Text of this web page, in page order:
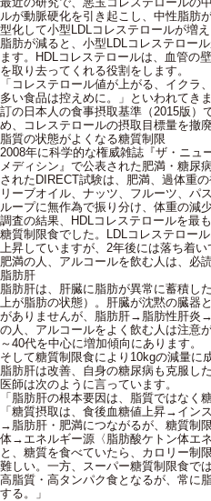
ルが動脈硬化を引き起こし、中性脂肪
型化して小型LDLコレステロールが増
脂肪が減ると、小型LDLコレステロー
ます。HDLコレステロールは、血管の
を取り去ってくれる役割をします。
「コレステロール値が上がる、イクラ
多い食品は控えめに。」といわれてき
訂の日本人の食事摂取基準（2015版）
め、コレステロールの摂取目標量を撤
脂質の状態がよくなる糖質制限
2008年に科学的な権威雑誌『ザ・ニュ
メディシン』で公表された肥満・糖尿
されたDIRECT試験は、肥満、過体重
リーブオイル、ナッツ、フルーツ、パ
ループに無作為で振り分け、体重の減
調査の結果、HDLコレステロールを最
糖質制限食でした。LDLコレステロー
上昇していますが、2年後には落ち着い
肥満の人、アルコールを飲む人は、必
脂肪肝
脂肪肝は、肝臓に脂肪が異常に蓄積し
上が脂肪の状態）。肝臓が沈黙の臓器
がありませんが、脂肪肝→脂肪性肝炎
の人、アルコールをよく飲む人は注意
～40代を中心に増加傾向にあります。
そして糖質制限食により10kgの減量に
脂肪肝は改善、自身の糖尿病も克服し
医師は次のように言っています。
「脂肪肝の根本要因は、脂質ではなく
「糖質摂取は、食後血糖値上昇→イン
→脂肪肝・肥満につながるが、糖質制
体→エネルギー源〈脂肪酸ケトン体エ
と、糖質を食べていたら、カロリー制
難しい。一方、スーパー糖質制限食で
高脂質・高タンパク食となるが、常に
する。」